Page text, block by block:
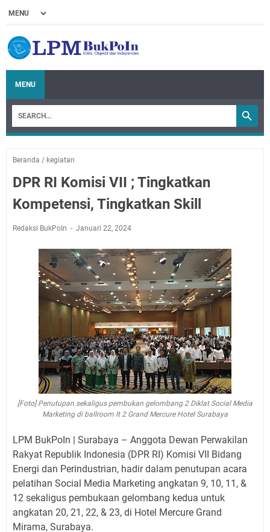
MENU
Beranda / kegiatan
DPR RI Komisi VII ; Tingkatkan
Kompetensi, Tingkatkan Skill
Redaksi BukPoIn Januari 22, 2024
[Foto] Penutupan sekaligus pembukan gelombang 2 Diklat Social Media
Marketing di ballroom lt 2 Grand Mercure Hotel Surabaya
LPM BukPoIn | Surabaya – Anggota Dewan Perwakilan
Rakyat Republik Indonesia (DPR RI) Komisi VII Bidang
Energi dan Perindustrian, hadir dalam penutupan acara
pelatihan Social Media Marketing angkatan 9, 10, 11, &
12 sekaligus pembukaan gelombang kedua untuk
angkatan 20, 21, 22, & 23, di Hotel Mercure Grand
Mirama, Surabaya.